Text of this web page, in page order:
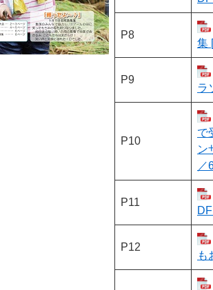
P8
集
P9
ラ
P10
で
ン
／
P11
P12
も